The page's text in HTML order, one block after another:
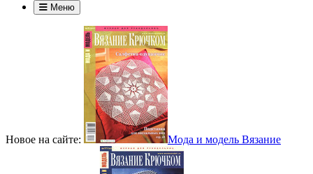
Меню
Новое на сайте: Мода и модель Вязание